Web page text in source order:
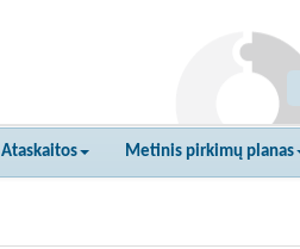
Ataskaitos Metinis pirkimų planas